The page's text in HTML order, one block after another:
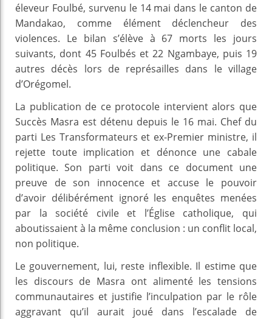
éleveur Foulbé, survenu le 14 mai dans le canton de
Mandakao, comme élément déclencheur des
violences. Le bilan s’élève à 67 morts les jours
suivants, dont 45 Foulbés et 22 Ngambaye, puis 19
autres décès lors de représailles dans le village
d’Orégomel.
La publication de ce protocole intervient alors que
Succès Masra est détenu depuis le 16 mai. Chef du
parti Les Transformateurs et ex-Premier ministre, il
rejette toute implication et dénonce une cabale
politique. Son parti voit dans ce document une
preuve de son innocence et accuse le pouvoir
d’avoir délibérément ignoré les enquêtes menées
par la société civile et l’Église catholique, qui
aboutissaient à la même conclusion : un conflit local,
non politique.
Le gouvernement, lui, reste inflexible. Il estime que
les discours de Masra ont alimenté les tensions
communautaires et justifie l’inculpation par le rôle
aggravant qu’il aurait joué dans l’escalade de